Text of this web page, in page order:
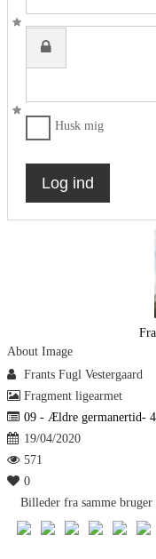
Husk mig
Log ind
About Image
Frants Fugl Vestergaard
Fragment ligearmet
09 - Ældre germanertid-
19/04/2020
571
0
Billeder fra samme bruger